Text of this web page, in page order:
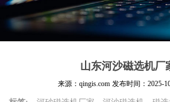
山东河沙磁选机厂
来源：qingis.com 发布时间： 2025-